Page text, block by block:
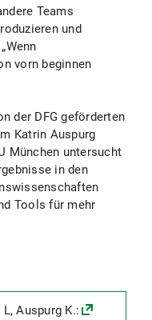
Teams
und
vorn beginnen
der DFG geförderten
Katrin Auspurg
München untersucht
in den
Tools für mehr
Auspurg K.: